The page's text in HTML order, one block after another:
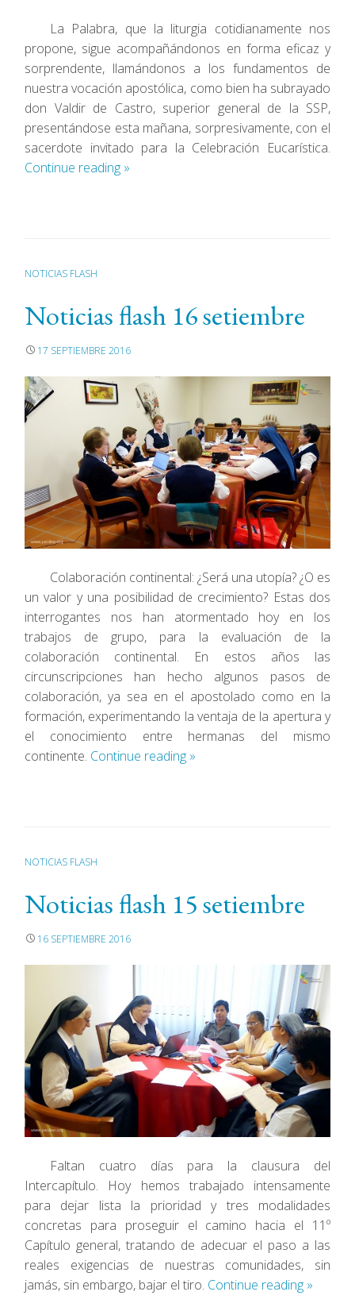
La Palabra, que la liturgia cotidianamente nos
propone, sigue acompañándonos en forma eficaz y
sorprendente, llamándonos a los fundamentos de
nuestra vocación apostólica, como bien ha subrayado
don Valdir de Castro, superior general de la SSP,
presentándose esta mañana, sorpresivamente, con el
sacerdote invitado para la Celebración Eucarística.
Continue reading »
NOTICIAS FLASH
Noticias flash 16 setiembre
17 SEPTIEMBRE 2016
Colaboración continental: ¿Será una utopía? ¿O es
un valor y una posibilidad de crecimiento? Estas dos
interrogantes nos han atormentado hoy en los
trabajos de grupo, para la evaluación de la
colaboración continental. En estos años las
circunscripciones han hecho algunos pasos de
colaboración, ya sea en el apostolado como en la
formación, experimentando la ventaja de la apertura y
el conocimiento entre hermanas del mismo
continente. Continue reading »
NOTICIAS FLASH
Noticias flash 15 setiembre
16 SEPTIEMBRE 2016
Faltan cuatro días para la clausura del
Intercapítulo. Hoy hemos trabajado intensamente
para dejar lista la prioridad y tres modalidades
concretas para proseguir el camino hacia el 11º
Capítulo general, tratando de adecuar el paso a las
reales exigencias de nuestras comunidades, sin
jamás, sin embargo, bajar el tiro. Continue reading »